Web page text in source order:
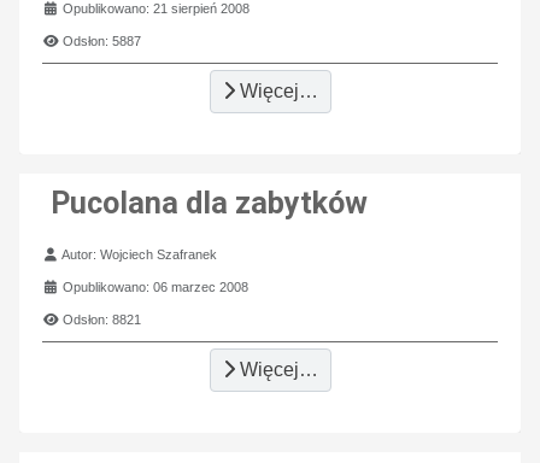
Opublikowano: 21 sierpień 2008
Odsłon: 5887
Więcej…
Pucolana dla zabytków
Szczegóły
Autor:Wojciech Szafranek
Opublikowano: 06 marzec 2008
Odsłon: 8821
Więcej…